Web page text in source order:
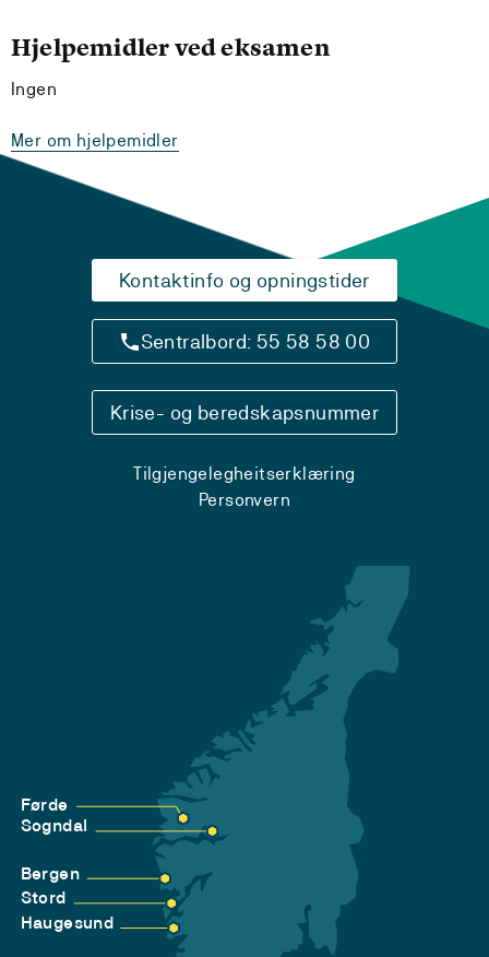
Hjelpemidler ved eksamen
Ingen
Mer om hjelpemidler
Kontaktinfo og opningstider
Sentralbord: 55 58 58 00
Krise- og beredskapsnummer
Tilgjengelegheitserklæring
Personvern
Førde
Sogndal
Bergen
Stord
Haugesund